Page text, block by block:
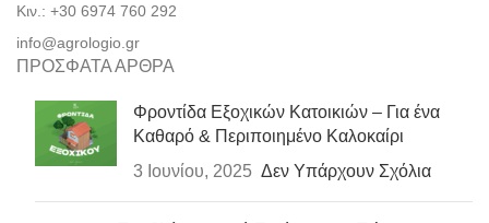
Κιν.: +30 6974 760 292
info@agrologio.gr
ΠΡΟΣΦΑΤΑ ΑΡΘΡΑ
Φροντίδα Εξοχικών Κατοικιών – Για ένα
Καθαρό & Περιποιημένο Καλοκαίρι
3 Ιουνίου, 2025 Δεν Υπάρχουν Σχόλια